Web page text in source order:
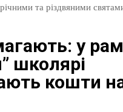
та різдвяними
у
школярі
кошти